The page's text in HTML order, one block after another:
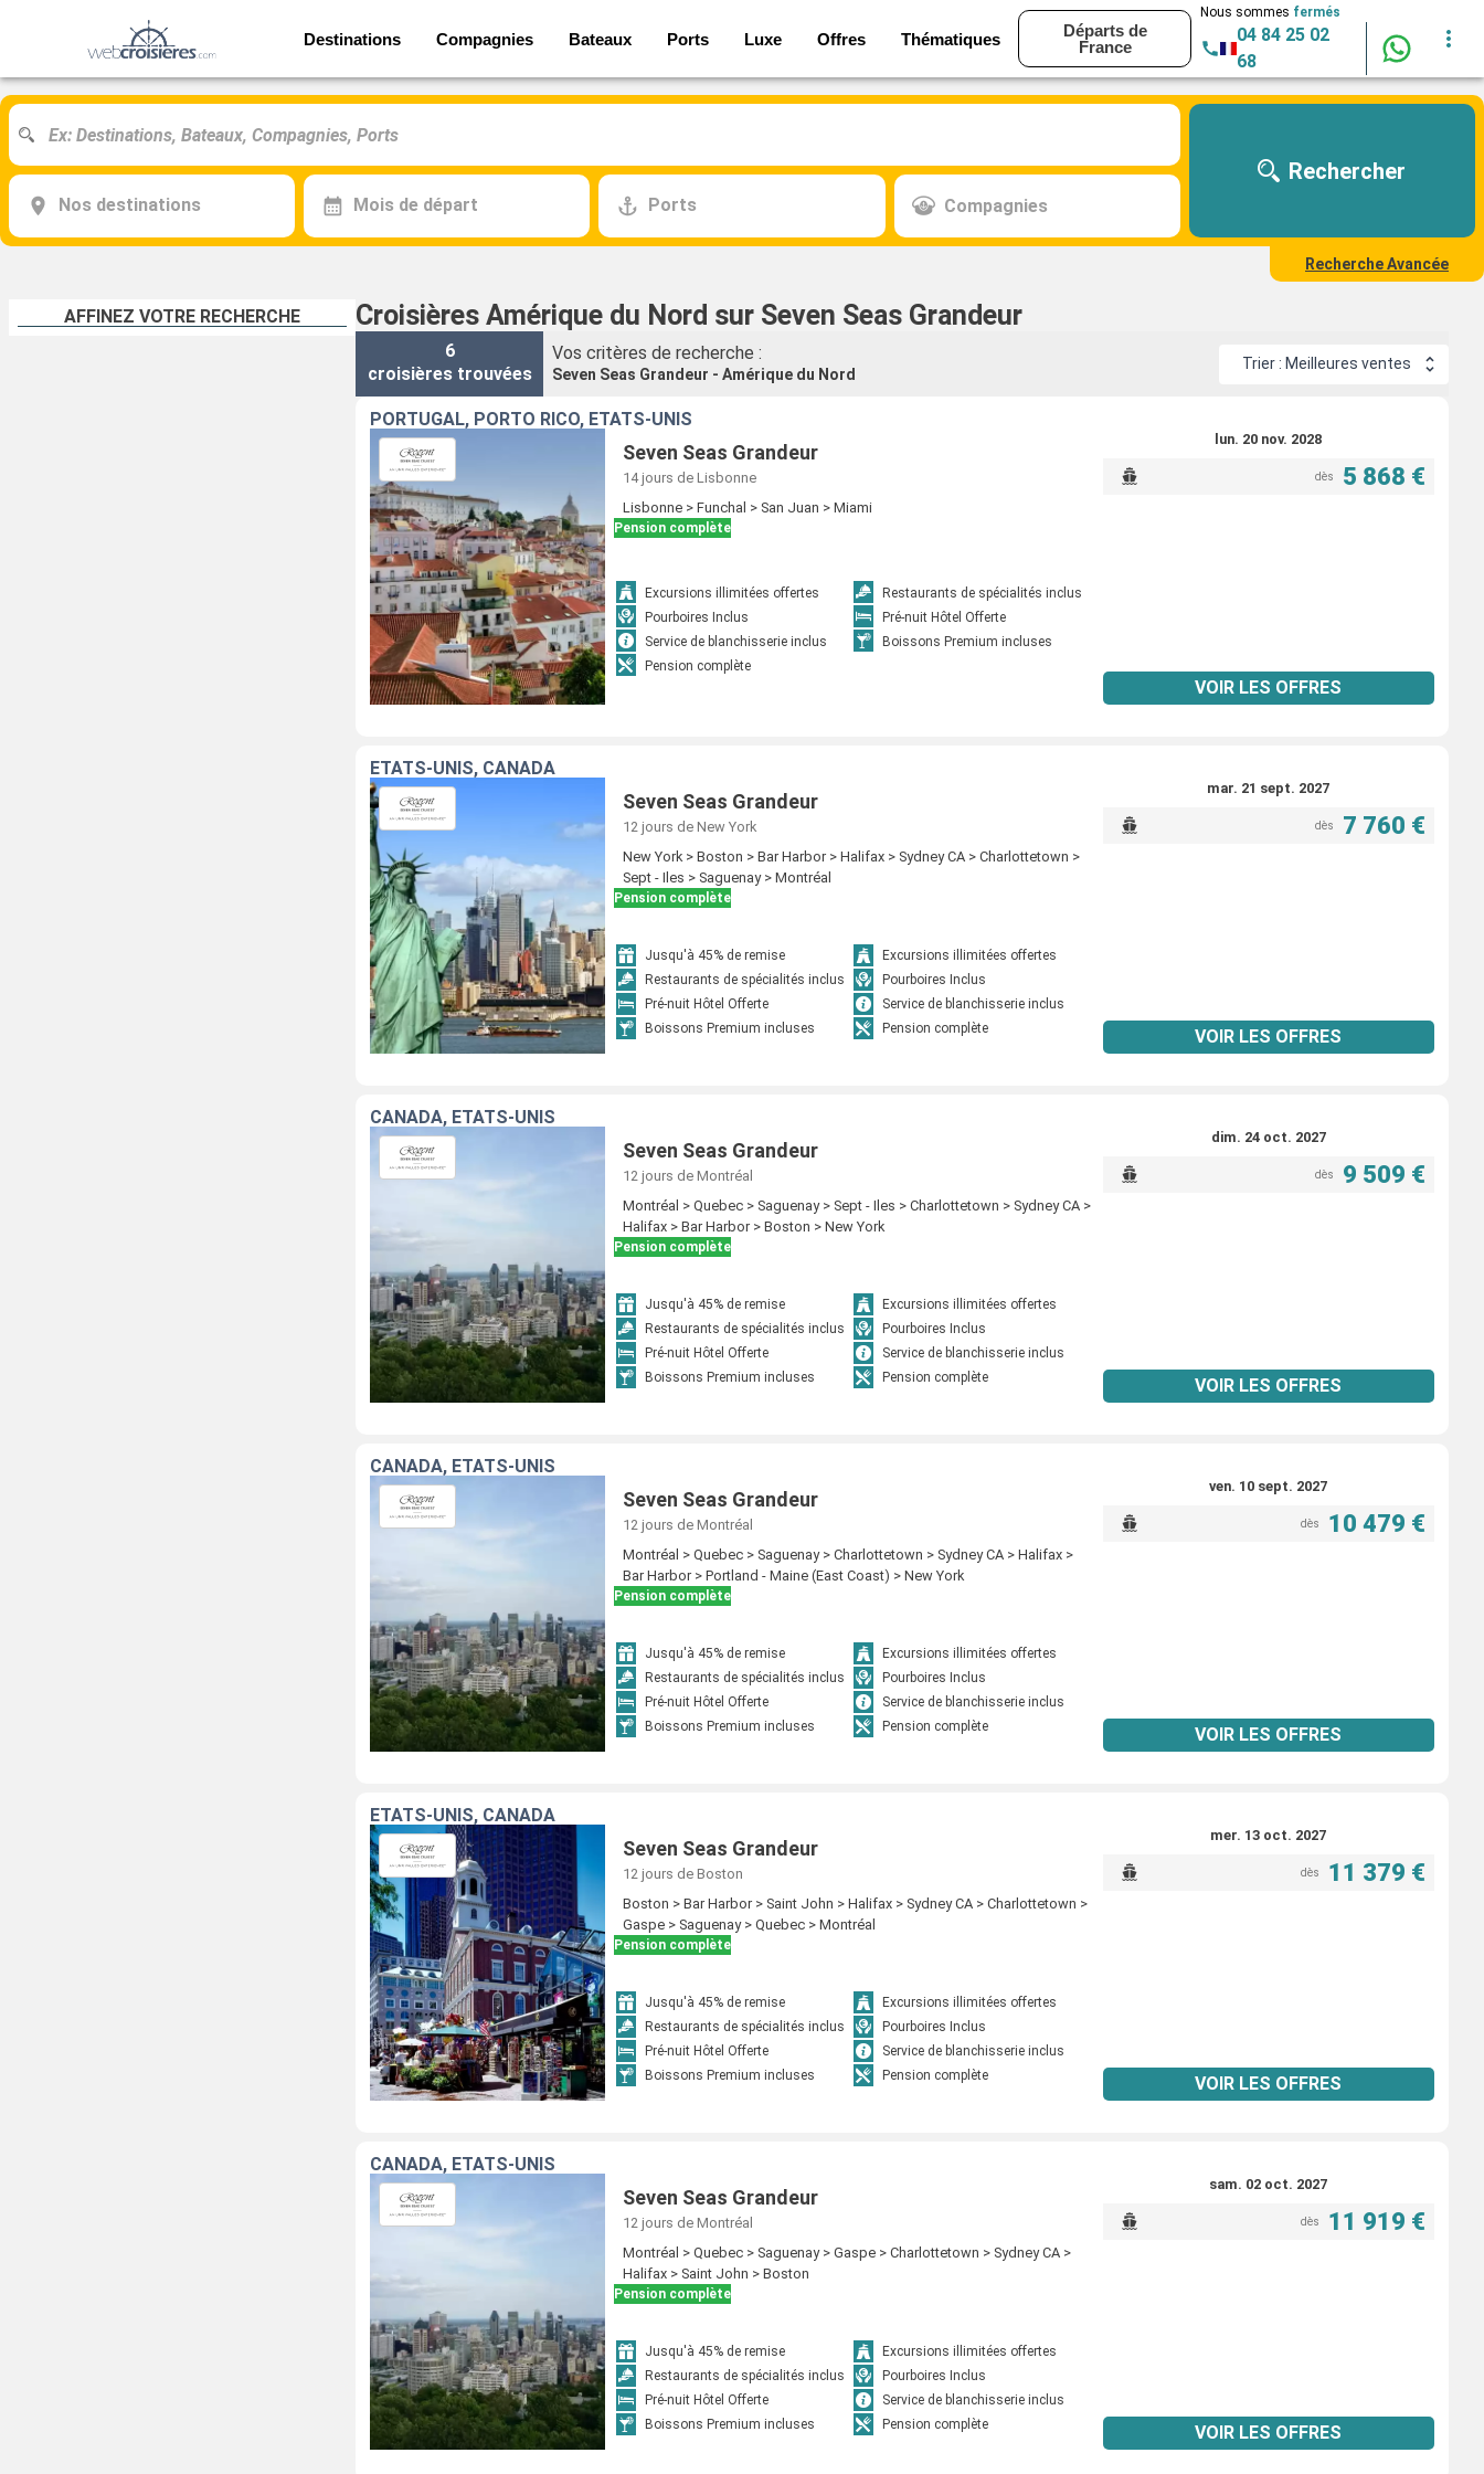
Destinations Compagnies Bateaux Ports Luxe Offres Thématiques
Départs de
France
Nous sommes fermés
04 84 25 02
68
Nos destinations Mois de départ Ports Compagnies
Rechercher
Recherche Avancée
AFFINEZ VOTRE RECHERCHE Croisières Amérique du Nord sur Seven Seas Grandeur
6
croisières trouvées
Vos critères de recherche :
Seven Seas Grandeur - Amérique du Nord
Trier : Meilleures ventes
PORTUGAL, PORTO RICO, ÉTATS-UNIS
Seven Seas Grandeur
14 jours de Lisbonne
Lisbonne > Funchal > San Juan > Miami
Pension complète
Excursions illimitées offertes
Restaurants de spécialités inclus
Pourboires Inclus
Pré-nuit Hôtel Offerte
Service de blanchisserie inclus
Boissons Premium incluses
Pension complète
lun. 20 nov. 2028
dès 5 868 €
VOIR LES OFFRES
ÉTATS-UNIS, CANADA
Seven Seas Grandeur
12 jours de New York
New York > Boston > Bar Harbor > Halifax > Sydney CA > Charlottetown >
Sept - Iles > Saguenay > Montréal
Pension complète
Jusqu'à 45% de remise
Excursions illimitées offertes
Restaurants de spécialités inclus
Pourboires Inclus
Pré-nuit Hôtel Offerte
Service de blanchisserie inclus
Boissons Premium incluses
Pension complète
mar. 21 sept. 2027
dès 7 760 €
VOIR LES OFFRES
CANADA, ÉTATS-UNIS
Seven Seas Grandeur
12 jours de Montréal
Montréal > Quebec > Saguenay > Sept - Iles > Charlottetown > Sydney CA >
Halifax > Bar Harbor > Boston > New York
Pension complète
Jusqu'à 45% de remise
Excursions illimitées offertes
Restaurants de spécialités inclus
Pourboires Inclus
Pré-nuit Hôtel Offerte
Service de blanchisserie inclus
Boissons Premium incluses
Pension complète
dim. 24 oct. 2027
dès 9 509 €
VOIR LES OFFRES
CANADA, ÉTATS-UNIS
Seven Seas Grandeur
12 jours de Montréal
Montréal > Quebec > Saguenay > Charlottetown > Sydney CA > Halifax >
Bar Harbor > Portland - Maine (East Coast) > New York
Pension complète
Jusqu'à 45% de remise
Excursions illimitées offertes
Restaurants de spécialités inclus
Pourboires Inclus
Pré-nuit Hôtel Offerte
Service de blanchisserie inclus
Boissons Premium incluses
Pension complète
ven. 10 sept. 2027
dès 10 479 €
VOIR LES OFFRES
ÉTATS-UNIS, CANADA
Seven Seas Grandeur
12 jours de Boston
Boston > Bar Harbor > Saint John > Halifax > Sydney CA > Charlottetown >
Gaspe > Saguenay > Quebec > Montréal
Pension complète
Jusqu'à 45% de remise
Excursions illimitées offertes
Restaurants de spécialités inclus
Pourboires Inclus
Pré-nuit Hôtel Offerte
Service de blanchisserie inclus
Boissons Premium incluses
Pension complète
mer. 13 oct. 2027
dès 11 379 €
VOIR LES OFFRES
CANADA, ÉTATS-UNIS
Seven Seas Grandeur
12 jours de Montréal
Montréal > Quebec > Saguenay > Gaspe > Charlottetown > Sydney CA >
Halifax > Saint John > Boston
Pension complète
Jusqu'à 45% de remise
Excursions illimitées offertes
Restaurants de spécialités inclus
Pourboires Inclus
Pré-nuit Hôtel Offerte
Service de blanchisserie inclus
Boissons Premium incluses
Pension complète
sam. 02 oct. 2027
dès 11 919 €
VOIR LES OFFRES